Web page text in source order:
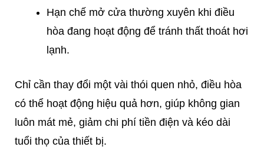
Hạn chế mở cửa thường xuyên khi điều
hòa đang hoạt động để tránh thất thoát hơi
lạnh.
Chỉ cần thay đổi một vài thói quen nhỏ, điều hòa
có thể hoạt động hiệu quả hơn, giúp không gian
luôn mát mẻ, giảm chi phí tiền điện và kéo dài
tuổi thọ của thiết bị.